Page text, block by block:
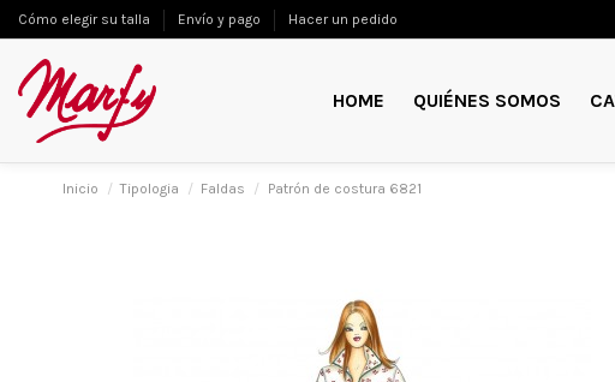
Cómo elegir su talla Envío y pago Hacer un pedido
HOME QUIÉNES SOMOS
Inicio Tipologia Faldas Patrón de costura 6821